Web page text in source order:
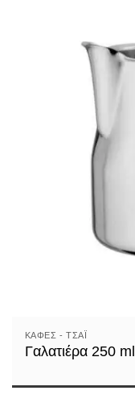
ΚΑΦΈΣ - ΤΣΆΙ
Γαλατιέρα 250 ml